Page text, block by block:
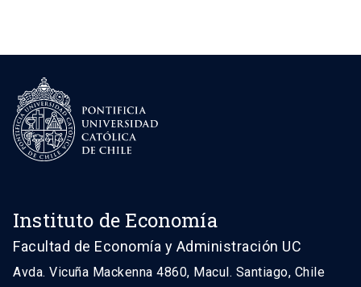
Instituto de Economía
Facultad de Economía y Administración UC
Avda. Vicuña Mackenna 4860, Macul. Santiago, Chile